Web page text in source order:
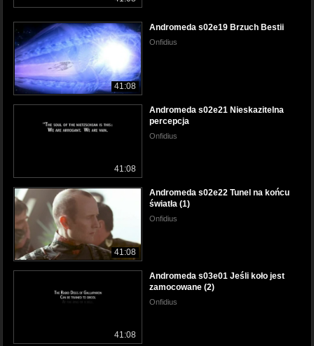
41:08
Andromeda s02e19 Brzuch Bestii
Onfidius
41:08
Andromeda s02e21 Nieskazitelna
percepcja
Onfidius
41:08
Andromeda s02e22 Tunel na końcu
światła (1)
Onfidius
41:08
Andromeda s03e01 Jeśli koło jest
zamocowane (2)
Onfidius